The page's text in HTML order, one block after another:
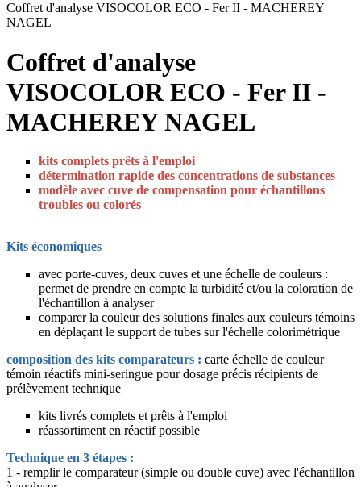
Coffret d'analyse VISOCOLOR ECO - Fer II - MACHEREY
NAGEL
Coffret d'analyse
VISOCOLOR ECO - Fer II -
MACHEREY NAGEL
kits complets prêts à l'emploi
détermination rapide des concentrations de substances
modèle avec cuve de compensation pour échantillons
troubles ou colorés
Kits économiques
avec porte-cuves, deux cuves et une échelle de couleurs :
permet de prendre en compte la turbidité et/ou la coloration de
l'échantillon à analyser
comparer la couleur des solutions finales aux couleurs témoins
en déplaçant le support de tubes sur l'échelle colorimétrique
composition des kits comparateurs : carte échelle de couleur
témoin réactifs mini-seringue pour dosage précis récipients de
prélèvement technique
kits livrés complets et prêts à l'emploi
réassortiment en réactif possible
Technique en 3 étapes :
1 - remplir le comparateur (simple ou double cuve) avec l'échantillon